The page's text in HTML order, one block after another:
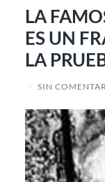
LA
ES UN
LA
/ SIN